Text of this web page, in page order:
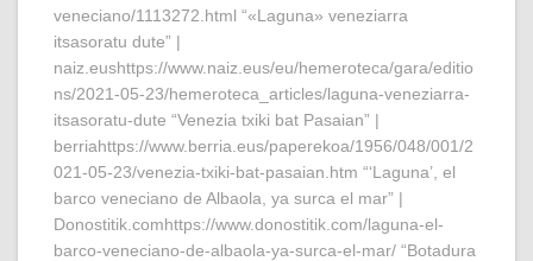
veneciano/1113272.html “«Laguna» veneziarra
itsasoratu dute” |
naiz.eushttps://www.naiz.eus/eu/hemeroteca/gara/editio
ns/2021-05-23/hemeroteca_articles/laguna-veneziarra-
itsasoratu-dute “Venezia txiki bat Pasaian” |
berriahttps://www.berria.eus/paperekoa/1956/048/001/2
021-05-23/venezia-txiki-bat-pasaian.htm “‘Laguna’, el
barco veneciano de Albaola, ya surca el mar” |
Donostitik.comhttps://www.donostitik.com/laguna-el-
barco-veneciano-de-albaola-ya-surca-el-mar/ “Botadura